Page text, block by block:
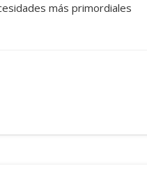
más primordiales